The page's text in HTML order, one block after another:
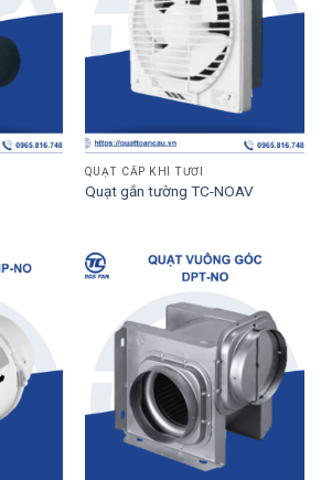
QUẠT CẤP KHÍ TƯƠI
Quạt gắn tường TC-NOAV